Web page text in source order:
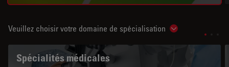
Veuillez choisir votre domaine de spécialisation Show
Spécialités médicales